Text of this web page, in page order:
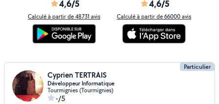
4,6/5
Calculé à partir de 48731 avis
4,6/5
Calculé à partir de 66000 avis
Particulier
Cyprien TERTRAIS
Développeur Informatique
Tourmignies (Tourmignies)
-/5